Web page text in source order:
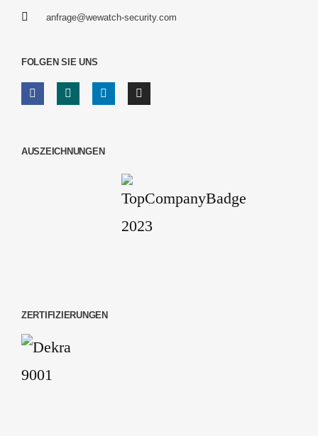
anfrage@wewatch-security.com
FOLGEN SIE UNS
AUSZEICHNUNGEN
ZERTIFIZIERUNGEN